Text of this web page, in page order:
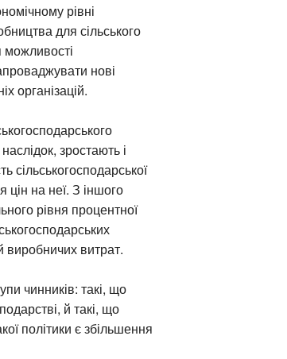
рівні
для сільського
можливості
нові
організацій.
зростають і
сільськогосподарської
цін на неї. З іншого
рівня процентної
виробничих витрат.
чинників: такі, що
й такі, що
політики є збільшення